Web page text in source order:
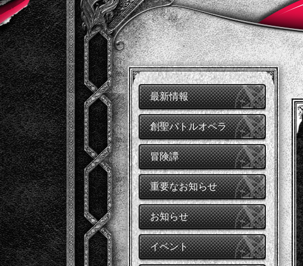
最新情報
創聖バトルオペラ
冒険譚
重要なお知らせ
お知らせ
イベント